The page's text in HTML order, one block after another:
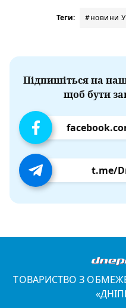
Теги: #новини
Підпишіться на
щоб бути
t.me/
ТОВАРИСТВО З